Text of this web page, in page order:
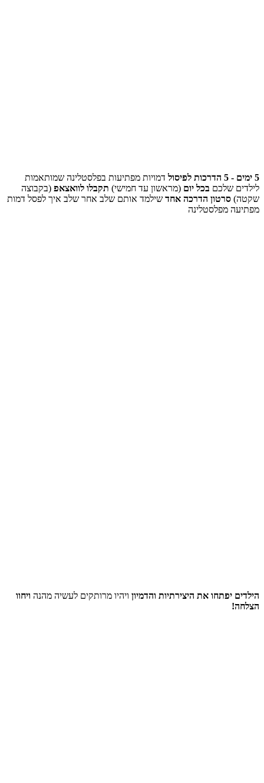
5 ימים - 5 הדרכות לפיסול
דמויות מפתיעות בפלסטלינה שמותאמות
לילדים שלכם בכל יום (מראשון עד חמישי) תקבלו לוואצאפ (בקבוצה
שקטה) סרטון הדרכה אחד שילמד אותם שלב אחר שלב איך לפסל דמות
מפתיעה מפלסטלינה
הילדים יפתחו את היצירתיות והדמיון ויהיו מרותקים לעשיה מהנה ויחוו
הצלחה!